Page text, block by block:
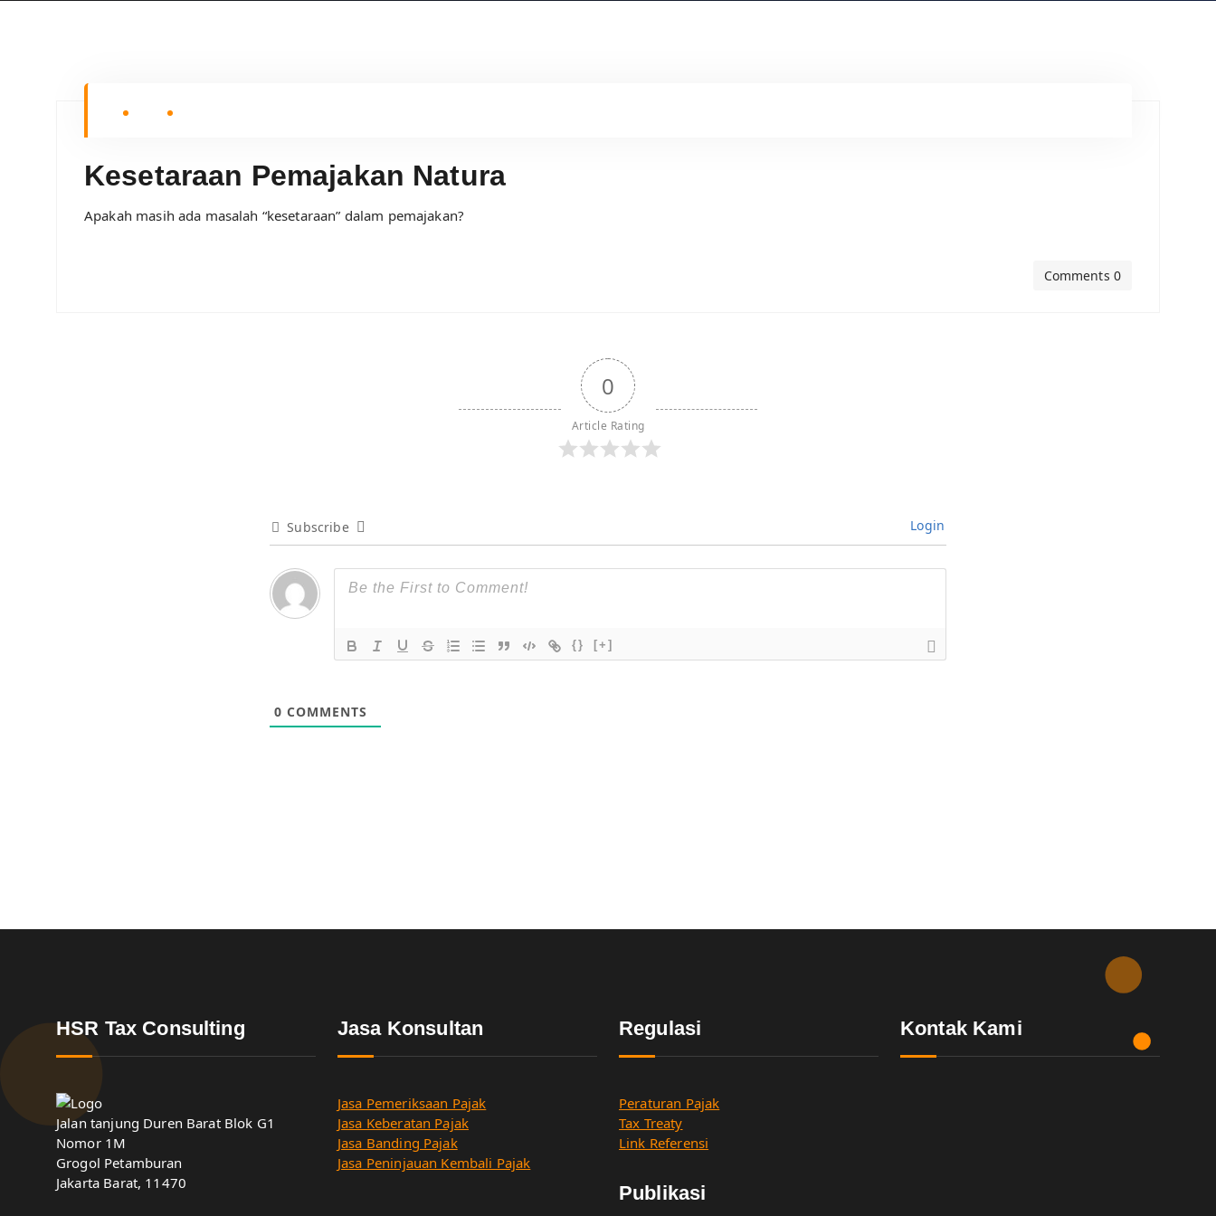
Kesetaraan Pemajakan Natura
Apakah masih ada masalah “kesetaraan” dalam pemajakan?
Comments 0
0
Article Rating
Subscribe Login
{} [+]
0 COMMENTS
HSR Tax Consulting
Jalan tanjung Duren Barat Blok G1
Nomor 1M
Grogol Petamburan
Jakarta Barat, 11470
Jasa Konsultan
Jasa Pemeriksaan Pajak
Jasa Keberatan Pajak
Jasa Banding Pajak
Jasa Peninjauan Kembali Pajak
Regulasi
Peraturan Pajak
Tax Treaty
Link Referensi
Publikasi
Kontak Kami